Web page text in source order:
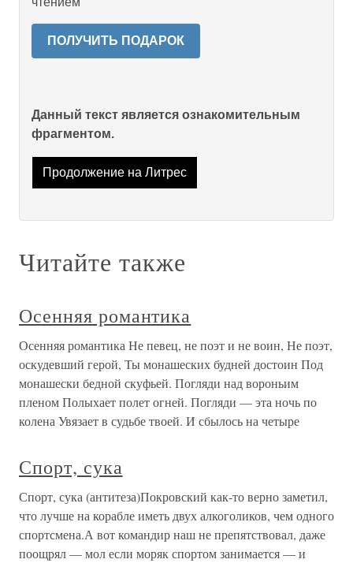
ПОЛУЧИТЬ ПОДАРОК
Данный текст является ознакомительным
фрагментом.
Продолжение на Литрес
Читайте также
Осенняя романтика
Осенняя романтика Не певец, не поэт и не воин, Не поэт,
оскудевший герой, Ты монашеских будней достоин Под
монашески бедной скуфьей. Погляди над вороньим
пленом Полыхает полет огней. Погляди — эта ночь по
колена Увязает в судьбе твоей. И сбылось на четыре
Спорт, сука
Спорт, сука (антитеза)Покровский как-то верно заметил,
что лучше на корабле иметь двух алкоголиков, чем одного
спортсмена.А вот командир наш не препятствовал, даже
поощрял — мол если моряк спортом занимается — и